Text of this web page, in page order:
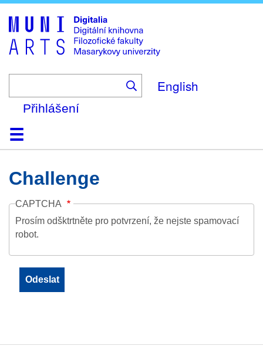
to
main
content
English
Přihlášení
DomůKolekce
Prohlížení
Vyhledávání
O platformě
Nápověda
KontaktDigitalia
Challenge
CAPTCHA
Prosím odšktrtněte pro potvrzení, že nejste spamovací
robot.